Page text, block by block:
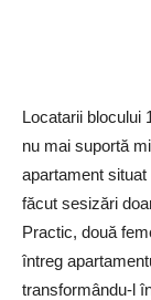
Locatarii blocului
nu mai suportă
apartament
făcut sesizări
Practic, două
întreg
transformându-l